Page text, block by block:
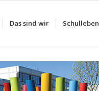
Das sind wir Schulleben